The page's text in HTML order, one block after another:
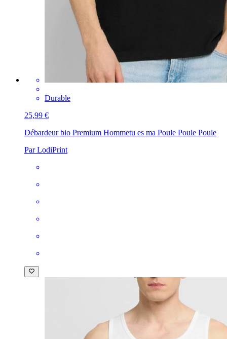
Durable
25,99 €
Débardeur bio Premium Hommetu es ma Poule Poule Poule
Par LodiPrint